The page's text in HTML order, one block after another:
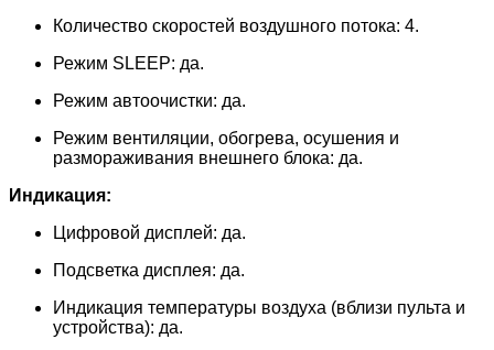
Количество скоростей воздушного потока: 4.
Режим SLEEP: да.
Режим автоочистки: да.
Режим вентиляции, обогрева, осушения и
размораживания внешнего блока: да.
Индикация:
Цифровой дисплей: да.
Подсветка дисплея: да.
Индикация температуры воздуха (вблизи пульта и
устройства): да.